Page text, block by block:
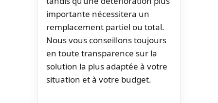
importante nécessitera un
remplacement partiel ou total.
Nous vous conseillons toujours
en toute transparence sur la
solution la plus adaptée à votre
situation et à votre budget.